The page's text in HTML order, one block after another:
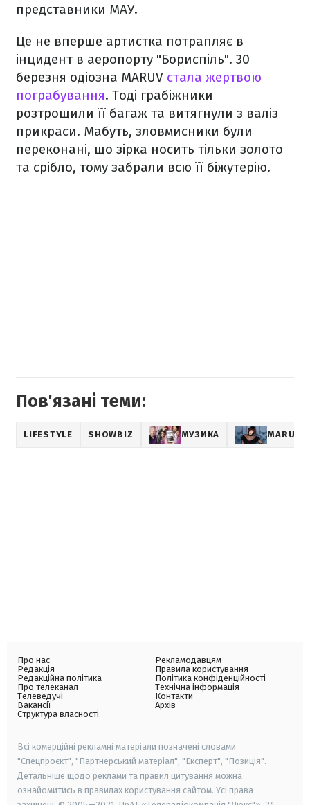
представники МАУ.
Це не вперше артистка потрапляє в
інцидент в аеропорту "Бориспіль". 30
березня одіозна MARUV стала жертвою
пограбування. Тоді грабіжники
розтрощили її багаж та витягнули з валіз
прикраси. Мабуть, зловмисники були
переконані, що зірка носить тільки золото
та срібло, тому забрали всю її біжутерію.
Пов'язані теми:
LIFESTYLE SHOWBIZ МУЗИКА MARUV
Про нас
Редакція
Редакційна політика
Про телеканал
Телеведучі
Вакансії
Структура власності
Рекламодавцям
Правила користування
Політика конфіденційності
Технічна інформація
Контакти
Архів
Всі комерційні рекламні матеріали позначені словами
"Спецпроєкт", "Партнерський матеріал", "Експерт", "Позиція".
Детальніше щодо реклами та правил цитування можна
ознайомитись в правилах користування сайтом. Усі права